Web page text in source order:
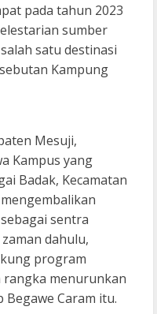
pada tahun 2023
sumber
satu destinasi
Kampung
Mesuji,
Kampus yang
Badak, Kecamatan
sentra
dahulu,
program
rangka menurunkan
Caram itu.